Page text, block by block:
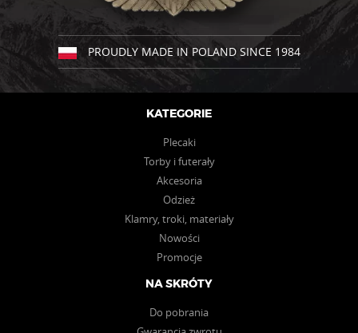
na
stronie
produktu
stronie
produktu
PROUDLY MADE IN POLAND SINCE 1984
KATEGORIE
Plecaki
Torby i futerały
Akcesoria
Odzież
Klamry, troki, materiały
Nowości
Promocje
NA SKRÓTY
Do pobrania